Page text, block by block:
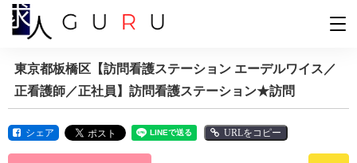
東京都板橋区【訪問看護ステーション エーデルワイス／
正看護師／正社員】訪問看護ステーション★訪問
シェア URLをコピー